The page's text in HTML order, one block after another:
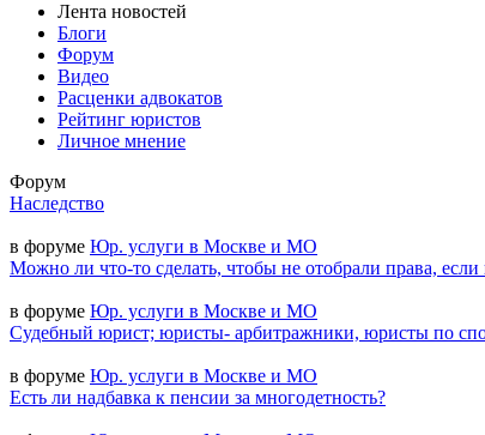
Лента новостей
Блоги
Форум
Видео
Расценки адвокатов
Рейтинг юристов
Личное мнение
Форум
Наследство
в форуме Юр. услуги в Москве и МО
Можно ли что-то сделать, чтобы не отобрали права, если
в форуме Юр. услуги в Москве и МО
Судебный юрист; юристы- арбитражники, юристы по
в форуме Юр. услуги в Москве и МО
Есть ли надбавка к пенсии за многодетность?